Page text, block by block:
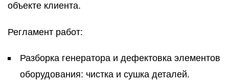
объекте клиента.
Регламент работ:
Разборка генератора и дефектовка элементов
оборудования: чистка и сушка деталей.